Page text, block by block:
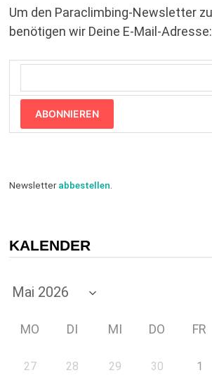
Um den Paraclimbing-Newsletter
benötigen wir Deine E-Mail-Adresse:
ABONNIEREN
Newsletterabbestellen
KALENDER
MO DI MI DO FR
27 28 29 30 1